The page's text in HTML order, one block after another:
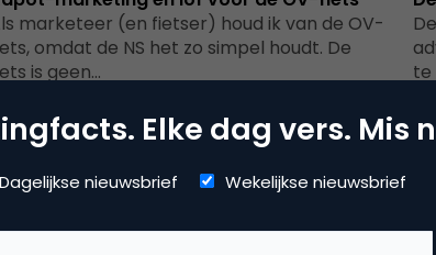
marketeer (en fietser) houd ik van de OV-
omdat de NS het zo simpel houdt. De
is geen…
te
Elke dag vers. Mis
Dagelijkse nieuwsbrief Wekelijkse nieuwsbrief